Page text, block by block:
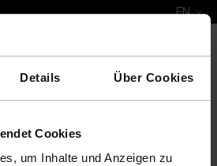
Details Über Cookies
Cookies
um Inhalte und Anzeigen zu
EN